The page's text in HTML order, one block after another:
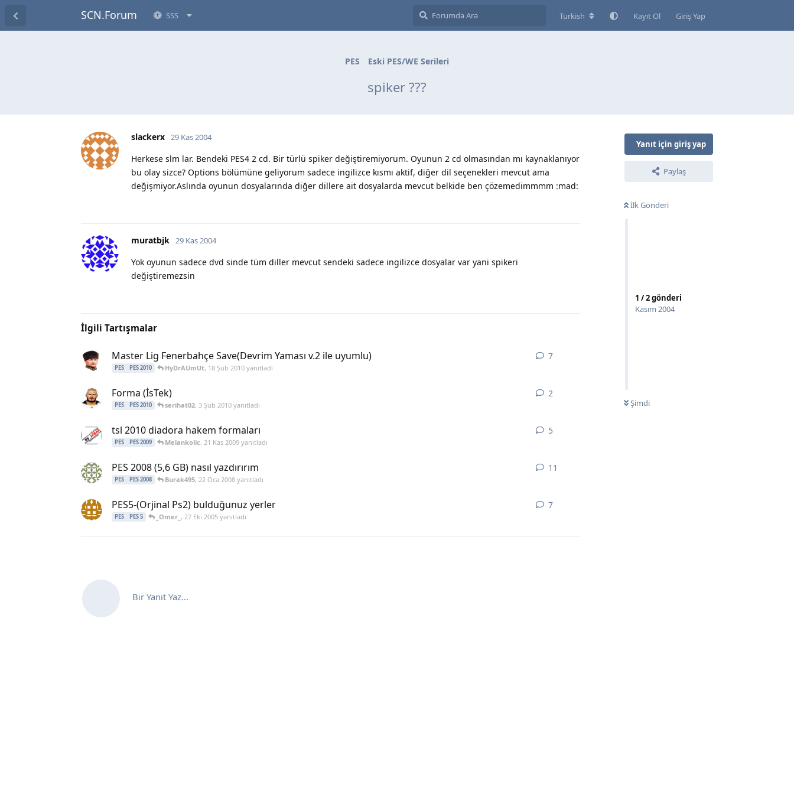
SCN.Forum SSS Turkish Kayıt Ol Giriş Yap
PES Eski PES/WE Serileri
spiker ???
Yanıt için giriş yap
Paylaş
İlk Gönderi
1 /2gönderi
Kasım 2004
Şimdi
slackerx 29 Kas 2004
Herkese slm lar. Bendeki PES4 2 cd. Bir türlü spiker değiştiremiyorum. Oyunun 2 cd olmasından mı kaynaklanıyor
bu olay sizce? Options bölümüne geliyorum sadece ingilizce kısmı aktif, diğer dil seçenekleri mevcut ama
değişmiyor.Aslında oyunun dosyalarında diğer dillere ait dosyalarda mevcut belkide ben çözemedimmmm :mad:
muratbjk 29 Kas 2004
Yok oyunun sadece dvd sinde tüm diller mevcut sendeki sadece ingilizce dosyalar var yani spikeri
değiştiremezsin
İlgili Tartışmalar
Master Lig Fenerbahçe Save(Devrim Yaması v.2 ile uyumlu)
PES PES 2010 HyDrAUmUt, 18 Şub 2010yanıtladı
7
Forma (İsTek)
PES PES 2010 serihat02, 3 Şub 2010yanıtladı
2
tsl 2010 diadora hakem formaları
PES PES 2009 Melankolic, 21 Kas 2009yanıtladı
5
PES 2008 (5,6 GB) nasıl yazdırırım
PES PES 2008 Burak495, 22 Oca 2008yanıtladı
11
PES5-(Orjinal Ps2) bulduğunuz yerler
PES PES 5 _Omer_ , 27 Eki 2005yanıtladı
7
Bir Yanıt Yaz...